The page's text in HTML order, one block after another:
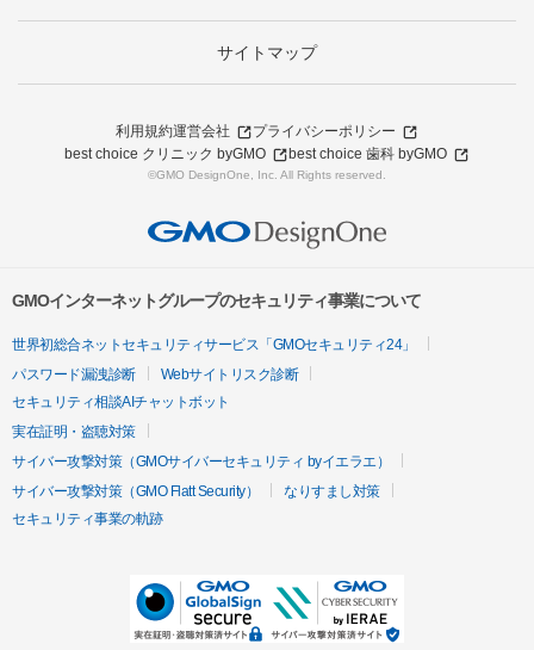
サイトマップ
利用規約運営会社
プライバシーポリシー
best choice クリニック byGMO
best choice 歯科 byGMO
©GMO DesignOne, Inc. All Rights reserved.
GMOインターネットグループのセキュリティ事業について
世界初総合ネットセキュリティサービス「GMOセキュリティ24」
パスワード漏洩診断
Webサイトリスク診断
セキュリティ相談AIチャットボット
実在証明・盗聴対策
サイバー攻撃対策（GMOサイバーセキュリティ byイエラエ）
サイバー攻撃対策（GMO Flatt Security）
なりすまし対策
セキュリティ事業の軌跡